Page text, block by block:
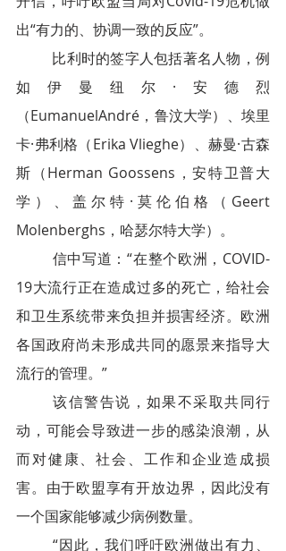
出“有力的、协调一致的反应”。
比利时的签字人包括著名人物，例
如伊曼纽尔·安德烈
（EumanuelAndré，鲁汶大学）、埃里
卡·弗利格（Erika Vlieghe）、赫曼·古森
斯（Herman Goossens，安特卫普大
学）、盖尔特·莫伦伯格（Geert
Molenberghs，哈瑟尔特大学）。
信中写道：“在整个欧洲，COVID-
19大流行正在造成过多的死亡，给社会
和卫生系统带来负担并损害经济。欧洲
各国政府尚未形成共同的愿景来指导大
流行的管理。”
该信警告说，如果不采取共同行
动，可能会导致进一步的感染浪潮，从
而对健康、社会、工作和企业造成损
害。由于欧盟享有开放边界，因此没有
一个国家能够减少病例数量。
“因此，我们呼吁欧洲做出有力、